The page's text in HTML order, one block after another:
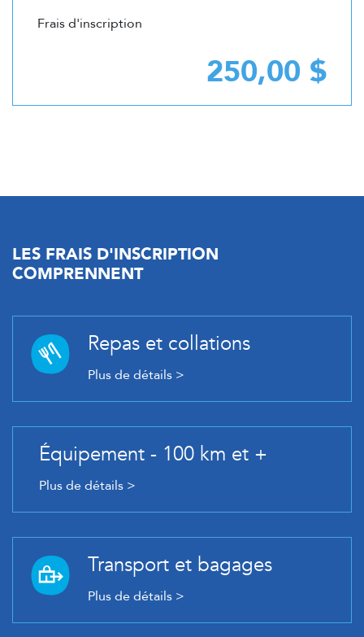
Frais d'inscription
250,00 $
LES FRAIS D'INSCRIPTION
COMPRENNENT
Repas et collations
Plus de détails >
Équipement - 100 km et +
Plus de détails >
Transport et bagages
Plus de détails >